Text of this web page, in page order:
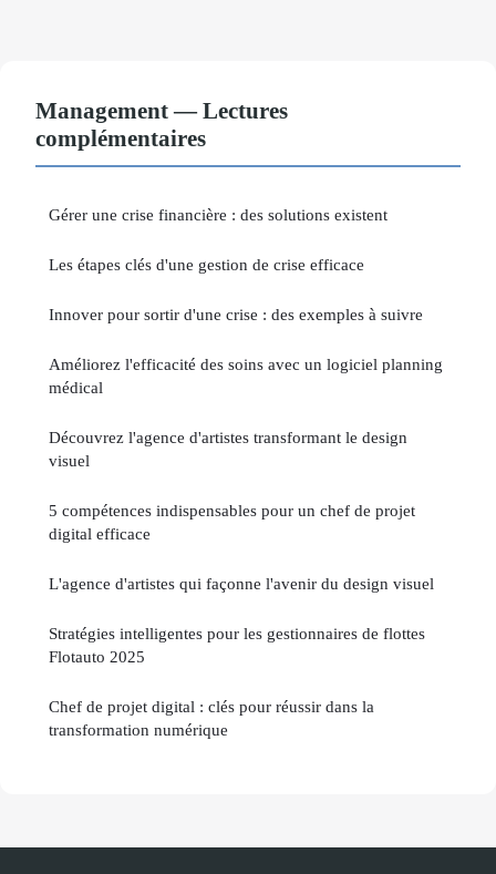
Management — Lectures
complémentaires
Gérer une crise financière : des solutions existent
Les étapes clés d'une gestion de crise efficace
Innover pour sortir d'une crise : des exemples à suivre
Améliorez l'efficacité des soins avec un logiciel planning
médical
Découvrez l'agence d'artistes transformant le design
visuel
5 compétences indispensables pour un chef de projet
digital efficace
L'agence d'artistes qui façonne l'avenir du design visuel
Stratégies intelligentes pour les gestionnaires de flottes
Flotauto 2025
Chef de projet digital : clés pour réussir dans la
transformation numérique